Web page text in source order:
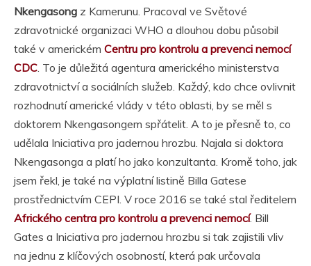
Nkengasong z Kamerunu. Pracoval ve Světové
zdravotnické organizaci WHO a dlouhou dobu působil
také v americkém Centru pro kontrolu a prevenci nemocí
CDC . To je důležitá agentura amerického ministerstva
zdravotnictví a sociálních služeb. Každý, kdo chce ovlivnit
rozhodnutí americké vlády v této oblasti, by se měl s
doktorem Nkengasongem spřátelit. A to je přesně to, co
udělala Iniciativa pro jadernou hrozbu. Najala si doktora
Nkengasonga a platí ho jako konzultanta. Kromě toho, jak
jsem řekl, je také na výplatní listině Billa Gatese
prostřednictvím CEPI. V roce 2016 se také stal ředitelem
Afrického centra pro kontrolu a prevenci nemocí. Bill
Gates a Iniciativa pro jadernou hrozbu si tak zajistili vliv
na jednu z klíčových osobností, která pak určovala